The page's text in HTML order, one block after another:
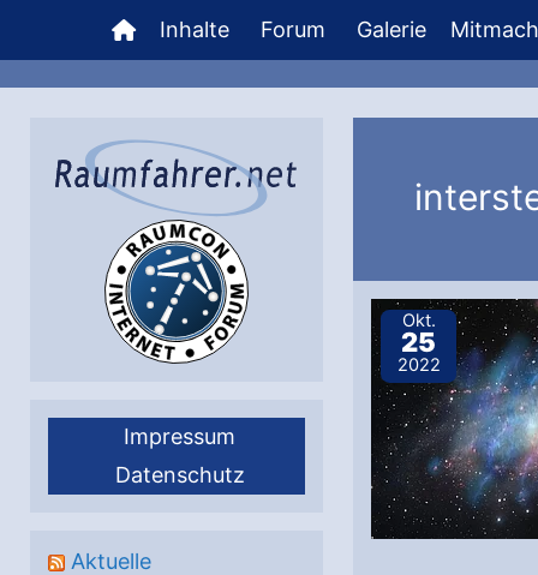
Inhalt
springen
Inhalte Forum Galerie
Impressum
Datenschutz
Aktuelle
Okt.
25
2022